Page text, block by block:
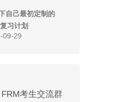
自己最初定制的
习计划
09-29
FRM考生交流群